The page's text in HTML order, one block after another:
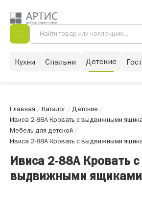
Кухни Спальни Детские
Главная /Каталог/Детские /
Ивиса 2-88А Кровать с выдвижными
Мебель для детской /
Ивиса 2-88А Кровать с выдвижными
Ивиса 2-88А Кровать с
выдвижными